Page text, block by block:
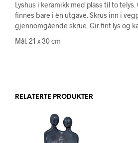
Lyshus i keramikk med plass til to
finnes bare i èn utgave. Skrus inn i
gjennomgående skrue. Gir fint lys og
Mål: 21 x 30 cm
RELATERTE PRODUKTER